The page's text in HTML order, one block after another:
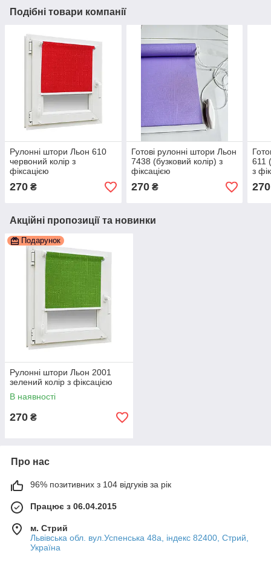
Подібні товари компанії
Рулонні штори Льон 610
червоний колір з
фіксацією
270 ₴
Готові рулонні штори Льон
7438 (бузковий колір) з
фіксацією
270₴
611
з
270
Акційні пропозиції та новинки
Подарунок
Рулонні штори Льон 2001
зелений колір з фіксацією
В наявності
270 ₴
Про нас
96% позитивних з 104 відгуків за рік
Працює з 06.04.2015
м. Стрий
Львівська обл. вул.Успенська 48а, індекс 82400, Стрий,
Україна